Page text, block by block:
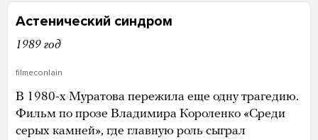
Астенический синдром
1989 год
filmeconlain
В 1980-х Муратова пережила еще одну трагедию.
Фильм по прозе Владимира Короленко «Среди
серых камней», где главную роль сыграл